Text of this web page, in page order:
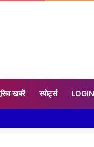
खबरें स्पोर्ट्स LOGIN